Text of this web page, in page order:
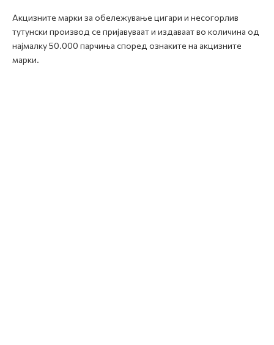
Акцизните марки за обележување цигари и несогорлив
тутунски производ се пријавуваат и издаваат во количина од
најмалку 50.000 парчиња според ознаките на акцизните
марки.